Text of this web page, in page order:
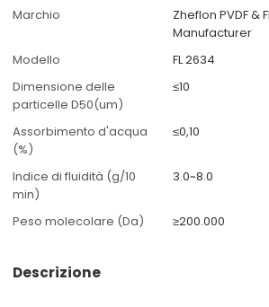
Marchio
Zheflon PVDF &
Manufacturer
Modello
FL 2634
Dimensione delle
particelle D50(um)
≤10
Assorbimento d'acqua
(%)
≤0,10
Indice di fluidità (g/10
min)
3.0~8.0
Peso molecolare (Da) ≥200.000
Descrizione